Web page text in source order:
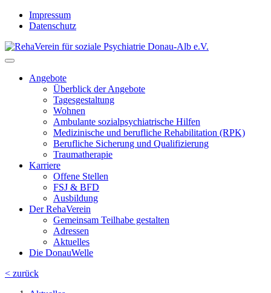
Skip
Impressum
Datenschutz
Angebote
Überblick der Angebote
Tagesgestaltung
Wohnen
Ambulante sozialpsychiatrische Hilfen
Medizinische und berufliche Rehabilitation (RPK)
Berufliche Sicherung und Qualifizierung
Traumatherapie
Karriere
Offene Stellen
FSJ & BFD
Ausbildung
Der RehaVerein
Gemeinsam Teilhabe gestalten
Adressen
Aktuelles
Die DonauWelle
< zurück